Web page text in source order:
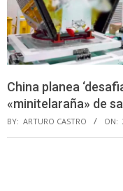
China planea
«minitelaraña» de
BY: ARTURO CASTRO ON: